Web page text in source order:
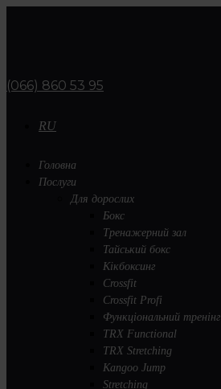
(066) 860 53 95
RU
Головна
Послуги
Для дорослих
Бокс
Тренажерний зал
Тайський бокс
Кікбоксинг
Crossfit
Crossfit Profi
Функціональний тренінг
TRX Functional
TRX Stretching
Kangoo Jump
Stretching